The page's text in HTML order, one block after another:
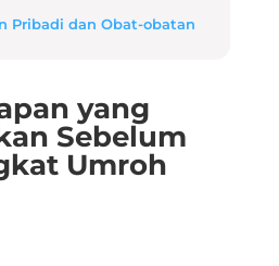
Pribadi dan Obat-obatan
yang
Sebelum
Umroh